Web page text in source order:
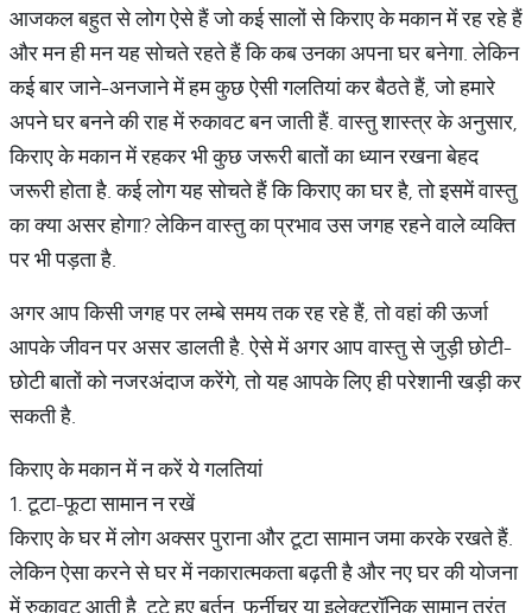
आजकल बहुत से लोग ऐसे हैं जो कई सालों से किराए के मकान में रह रहे हैं
और मन ही मन यह सोचते रहते हैं कि कब उनका अपना घर बनेगा. लेकिन
कई बार जाने-अनजाने में हम कुछ ऐसी गलतियां कर बैठते हैं, जो हमारे
अपने घर बनने की राह में रुकावट बन जाती हैं. वास्तु शास्त्र के अनुसार,
किराए के मकान में रहकर भी कुछ जरूरी बातों का ध्यान रखना बेहद
जरूरी होता है. कई लोग यह सोचते हैं कि किराए का घर है, तो इसमें वास्तु
का क्या असर होगा? लेकिन वास्तु का प्रभाव उस जगह रहने वाले व्यक्ति
पर भी पड़ता है.
अगर आप किसी जगह पर लम्बे समय तक रह रहे हैं, तो वहां की ऊर्जा
आपके जीवन पर असर डालती है. ऐसे में अगर आप वास्तु से जुड़ी छोटी-
छोटी बातों को नजरअंदाज करेंगे, तो यह आपके लिए ही परेशानी खड़ी कर
सकती है.
किराए के मकान में न करें ये गलतियां
1. टूटा-फूटा सामान न रखें
किराए के घर में लोग अक्सर पुराना और टूटा सामान जमा करके रखते हैं.
लेकिन ऐसा करने से घर में नकारात्मकता बढ़ती है और नए घर की योजना
में रुकावट आती है. टूटे हुए बर्तन, फर्नीचर या इलेक्ट्रॉनिक सामान तुरंत